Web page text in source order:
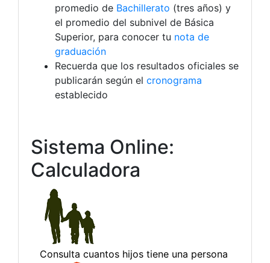
promedio de Bachillerato (tres años) y
el promedio del subnivel de Básica
Superior, para conocer tu nota de
graduación
Recuerda que los resultados oficiales se
publicarán según el cronograma
establecido
Sistema Online:
Calculadora